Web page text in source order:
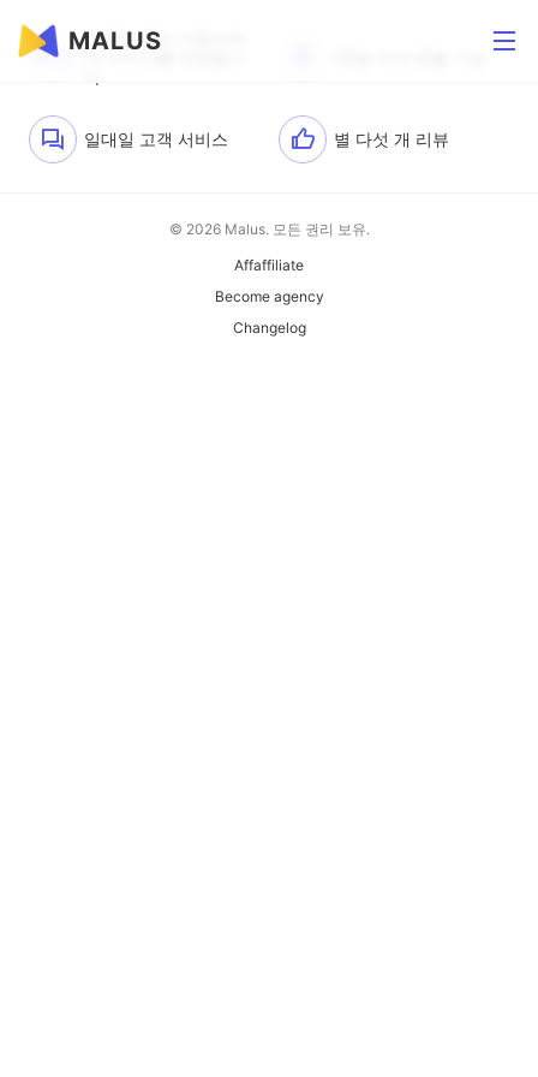
MALUS
백만
수백만 명의 사용자에
게 서비스를 제공합니
일대일 고객 서비스 별 다섯 개 리뷰
© 2026 Malus. 모든 권리 보유.
Affaffiliate
Become agency
Changelog